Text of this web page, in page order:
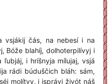
vsjákij čás, na nebesí i na
Bóže blahíj, dolhoterpilívyj i
ľubjáj, i hríšnyja mílujaj, vsjá
rádi búduščich bláh: sám,
molítvy, i isprávi živót náš